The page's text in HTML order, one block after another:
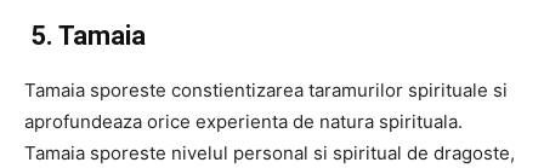
5. Tamaia
Tamaia sporeste constientizarea taramurilor spirituale si
aprofundeaza orice experienta de natura spirituala.
Tamaia sporeste nivelul personal si spiritual de dragoste,